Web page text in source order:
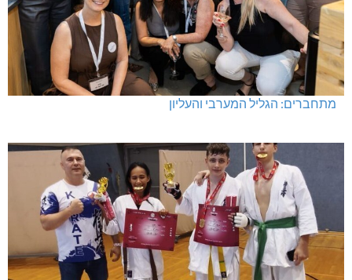
מתחברים: הגליל המערבי והעליון